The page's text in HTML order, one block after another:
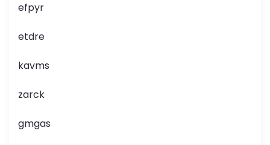
efpyr
etdre
kavms
zarck
gmgas